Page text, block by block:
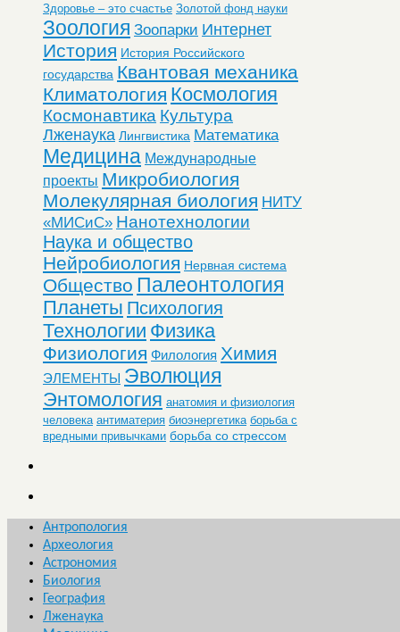
Здоровье – это счастье Золотой фонд науки
Зоология Зоопарки Интернет
История История Российского
государства Квантовая механика
Климатология Космология
Космонавтика Культура
Лженаука Лингвистика Математика
Медицина Международные
проекты Микробиология
Молекулярная биология НИТУ
«МИСиС» Нанотехнологии
Наука и общество
Нейробиология Нервная система
Общество Палеонтология
Планеты Психология
Технологии Физика
Физиология Филология Химия
ЭЛЕМЕНТЫ Эволюция
Энтомология анатомия и физиология
человека антиматерия биоэнергетика борьба с
вредными привычками борьба со стрессом
Антропология
Археология
Астрономия
Биология
География
Лженаука